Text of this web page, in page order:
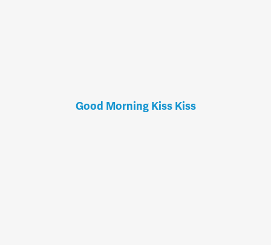
Good Morning Kiss Kiss